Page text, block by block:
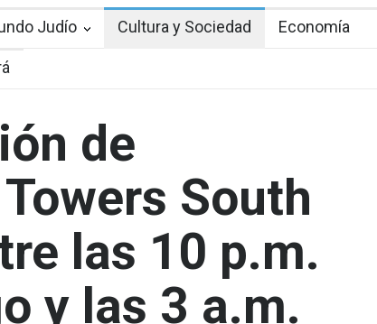
Judío Cultura y Sociedad Economía
de
South
las 10 p.m.
y las 3 a.m.